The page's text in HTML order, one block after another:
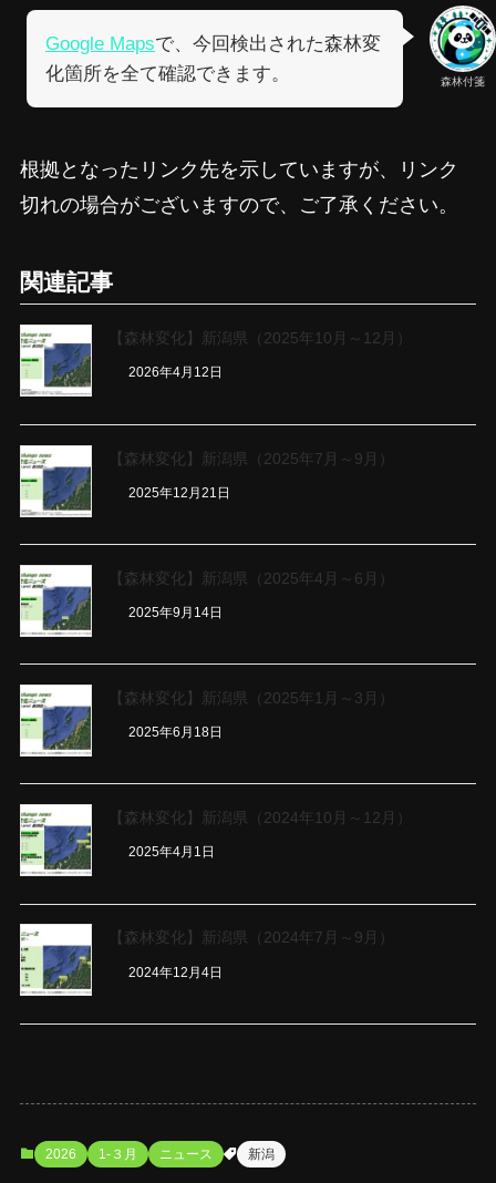
森林付箋
Google Mapsで、今回検出された森林変
化箇所を全て確認できます。
根拠となったリンク先を示していますが、リンク
切れの場合がございますので、ご了承ください。
関連記事
【森林変化】新潟県（2025年10月～12月）
2026年4月12日
【森林変化】新潟県（2025年7月～9月）
2025年12月21日
【森林変化】新潟県（2025年4月～6月）
2025年9月14日
【森林変化】新潟県（2025年1月～3月）
2025年6月18日
【森林変化】新潟県（2024年10月～12月）
2025年4月1日
【森林変化】新潟県（2024年7月～9月）
2024年12月4日
2026 1-３月 ニュース 新潟